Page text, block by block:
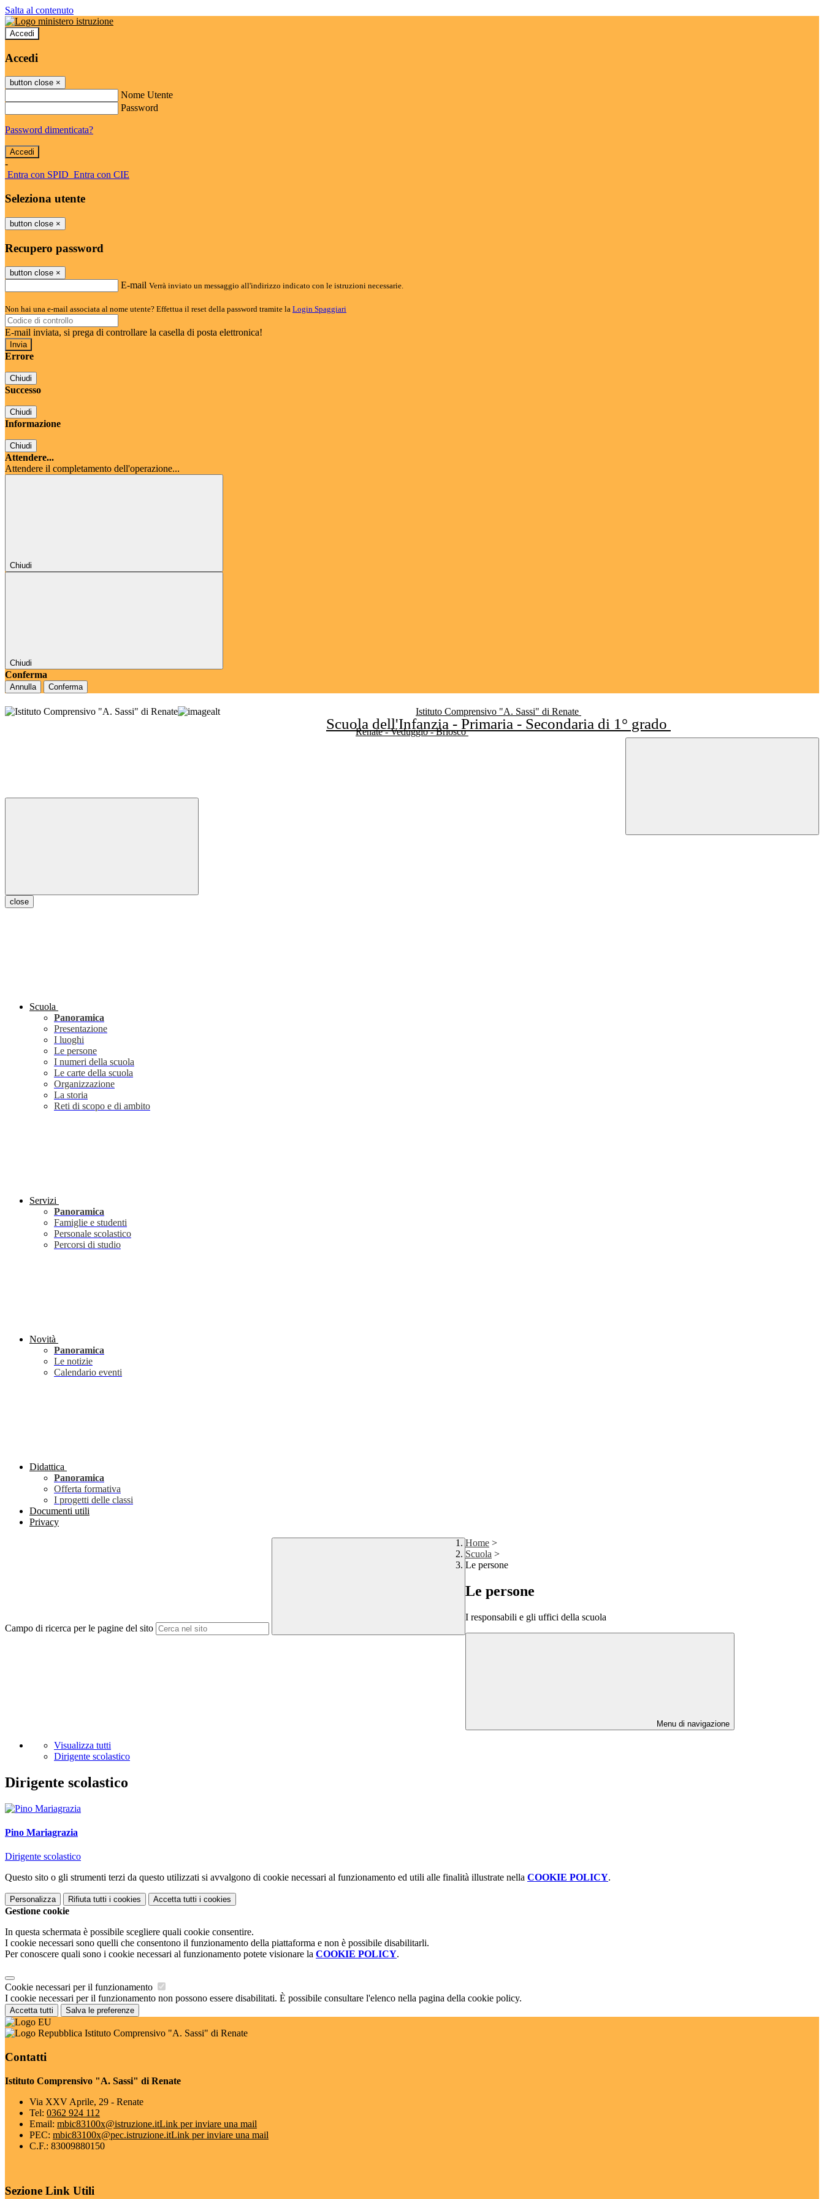
Salta al contenuto
Accedi
Accedi
button close ×
Nome Utente
Password
Password dimenticata?
-
Entra con SPID Entra con CIE
Seleziona utente
button close ×
Recupero password
button close ×
E-mail Verrà inviato un messaggio all'indirizzo indicato con le istruzioni necessarie.
Non hai una e-mail associata al nome utente? Effettua il reset della password tramite la Login Spaggiari
E-mail inviata, si prega di controllare la casella di posta elettronica!
Errore
Chiudi
Successo
Chiudi
Informazione
Chiudi
Attendere...
Attendere il completamento dell'operazione...
Chiudi
Chiudi
Conferma
Annulla Conferma
Istituto Comprensivo "A. Sassi" di Renate
Scuola dell'Infanzia - Primaria - Secondaria di 1° grado
Renate - Veduggio - Briosco
close
Scuola
Panoramica
Presentazione
I luoghi
Le persone
I numeri della scuola
Le carte della scuola
Organizzazione
La storia
Reti di scopo e di ambito
Servizi
Panoramica
Famiglie e studenti
Personale scolastico
Percorsi di studio
Novità
Panoramica
Le notizie
Calendario eventi
Didattica
Panoramica
Offerta formativa
I progetti delle classi
Documenti utili
Privacy
Campo di ricerca per le pagine del sito
Home >
Scuola >
Le persone
Le persone
I responsabili e gli uffici della scuola
Menu di navigazione
Visualizza tutti
Dirigente scolastico
Dirigente scolastico
Pino Mariagrazia
Dirigente scolastico
Questo sito o gli strumenti terzi da questo utilizzati si avvalgono di cookie necessari al funzionamento ed utili alle finalità illustrate nella COOKIE POLICY.
Personalizza Rifiuta tutti i cookies Accetta tutti i cookies
Gestione cookie
In questa schermata è possibile scegliere quali cookie consentire.
I cookie necessari sono quelli che consentono il funzionamento della piattaforma e non è possibile disabilitarli.
Per conoscere quali sono i cookie necessari al funzionamento potete visionare la COOKIE POLICY.
Cookie necessari per il funzionamento
I cookie necessari per il funzionamento non possono essere disabilitati. È possibile consultare l'elenco nella pagina della cookie policy.
Accetta tutti Salva le preferenze
Istituto Comprensivo "A. Sassi" di Renate
Contatti
Istituto Comprensivo "A. Sassi" di Renate
Via XXV Aprile, 29 - Renate
Tel: 0362 924 112
Email: mbic83100x@istruzione.itLink per inviare una mail
PEC: mbic83100x@pec.istruzione.itLink per inviare una mail
C.F.: 83009880150
Sezione Link Utili